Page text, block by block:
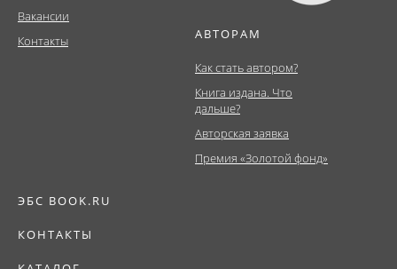
Вакансии
Контакты
АВТОРАМ
Как стать автором?
Книга издана. Что
дальше?
Авторская заявка
Премия «Золотой фонд»
ЭБС BOOK.RU
КОНТАКТЫ